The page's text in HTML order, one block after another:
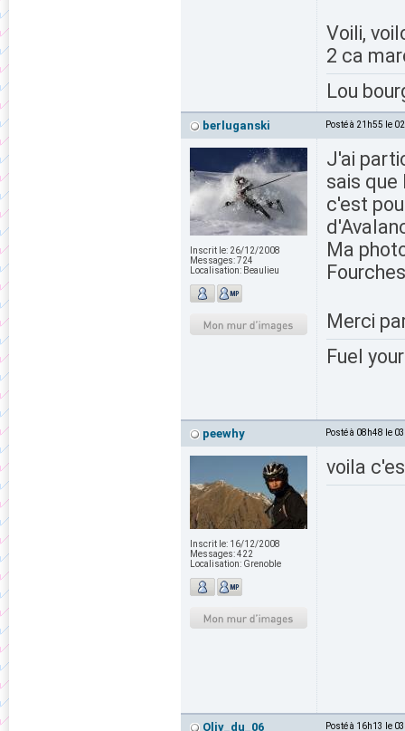
Voili,
2 ca
Lou
berluganski Posté à 21h55 le
Inscrit le: 26/12/2008
Messages:724
Localisation: Beaulieu
J'ai
sais
c'est
Ma
Merci
Fuel
peewhy Posté à 08h48 le
Inscrit le: 16/12/2008
Messages:422
Localisation: Grenoble
voila
Oliv_du_06 Posté à 16h13 le